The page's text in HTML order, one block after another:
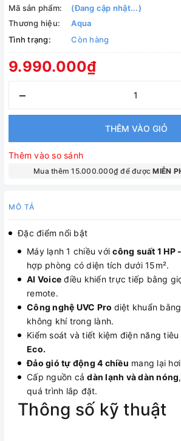
Mã sản phẩm:
(Đang cập nhật...)
Thương hiệu:
Aqua
Tình trạng:
Còn hàng
9.990.000₫
–
THÊM VÀO GIỎ
Thêm vào so sánh
Mua thêm 15.000.000₫ để đượcMIỄN
MÔ TẢ
Đặc điểm nổi bật
Máy lạnh 1 chiều với công suất 1 HP
hợp phòng có diện tích dưới 15m².
AI Voice điều khiển trực tiếp bằng
remote.
Công nghệ UVC Pro diệt khuẩn
không khí trong lành.
Kiểm soát và tiết kiệm điện năng
Eco.
Đảo gió tự động 4 chiều mang lại
Cấp nguồn cả dàn lạnh và dàn nóng
quá trình lắp đặt.
Thông số kỹ thuật